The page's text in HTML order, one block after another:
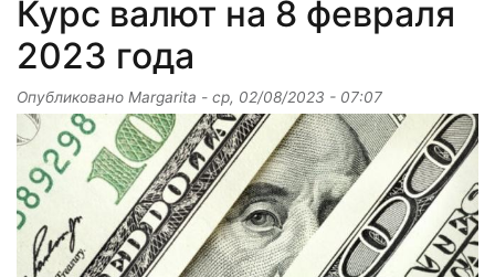
Курс валют на 8 февраля
2023 года
Опубликовано Margarita - ср, 02/08/2023 - 07:07